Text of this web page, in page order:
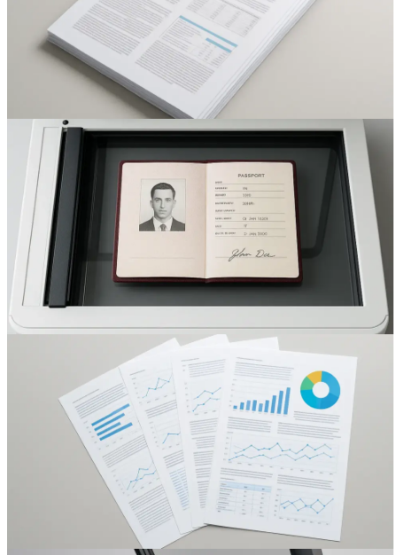
Вакансии
О компании
Написать директору
Арендодателям
Портфолио
Франшиза
Контакты